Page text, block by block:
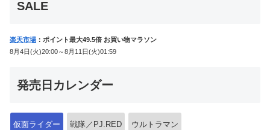
SALE
楽天市場 ：ポイント最大49.5倍 お買い物マラソン
8月4日(火)20:00～8月11日(火)01:59
発売日カレンダー
仮面ライダー 戦隊／PJ.RED ウルトラマン